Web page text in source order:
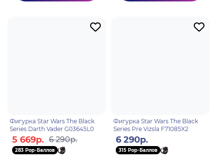
Фигурка Star Wars The Black
Series Darth Vader G03645L0
5 669р. 6 290р.
283 Pop-Баллов
Фигурка Star Wars The Black
Series Pre Vizsla F71085X2
6 290р.
315 Pop-Баллов